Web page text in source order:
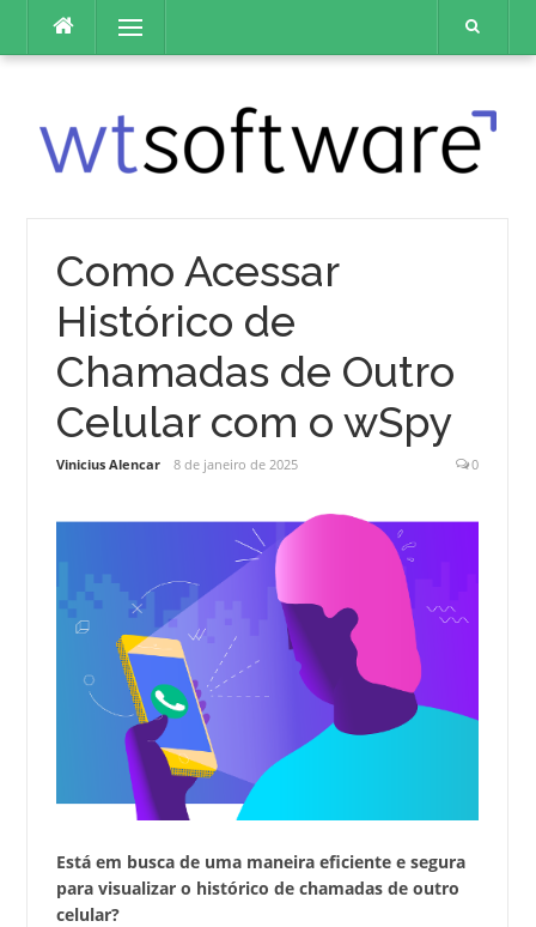
o
Menu
Como Acessar
Histórico de
Chamadas de Outro
Celular com o wSpy
Vinicius Alencar 8 de janeiro de 2025 0
Está em busca de uma maneira eficiente e segura
para visualizar o histórico de chamadas de outro
celular?